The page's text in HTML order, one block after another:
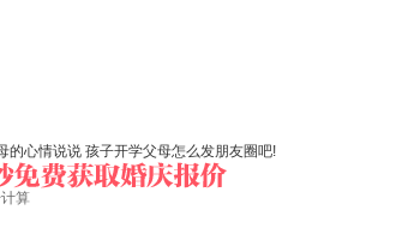
的心情说说 孩子开学父母怎么发朋友圈吧!
算